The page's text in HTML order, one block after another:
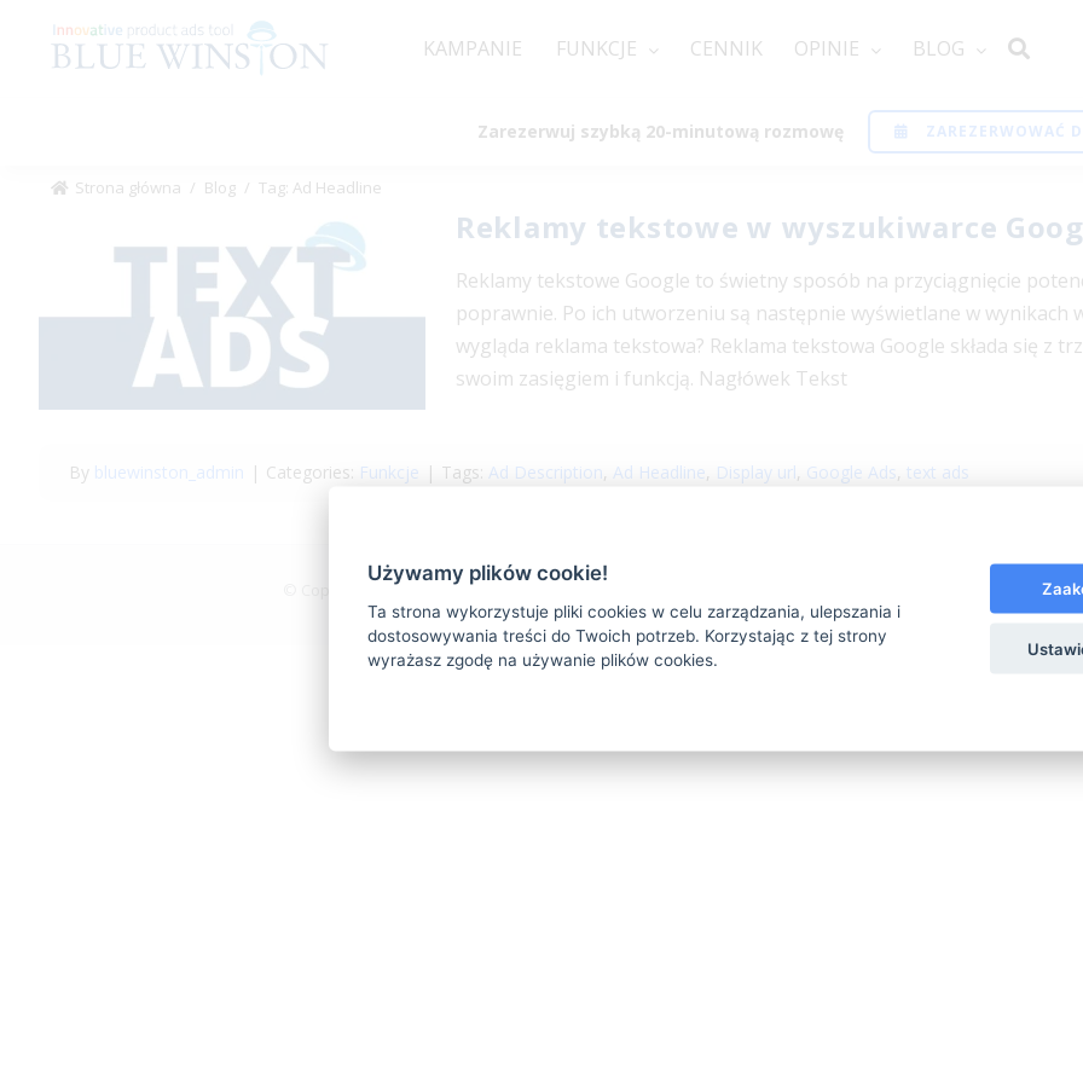
KAMPANIE FUNKCJE CENNIK OPINIE BLOG
Zarezerwuj szybką 20-minutową rozmowę ZAREZERWOWAĆ
Strona główna / Blog / Tag: Ad Headline
Reklamy tekstowe w wyszukiwarce
Reklamy tekstowe Google to świetny sposób na przyciągnięcie
poprawnie. Po ich utworzeniu są następnie wyświetlane w wynikach
wygląda reklama tekstowa? Reklama tekstowa Google składa się z
swoim zasięgiem i funkcją. Nagłówek Tekst
By bluewinston_admin | Categories: Funkcje | Tags: Ad Description, Ad Headline, Display url, Google Ads, text ads
2026 | Software and Webdesign created by | All Rights Reserved |
Używamy plików cookie!
Ta strona wykorzystuje pliki cookies w celu zarządzania, ulepszania i
dostosowywania treści do Twoich potrzeb. Korzystając z tej strony
wyrażasz zgodę na używanie plików cookies.